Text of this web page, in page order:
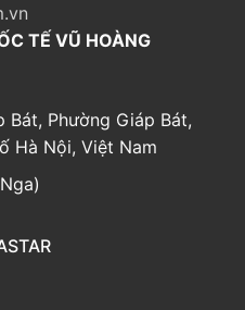
TẾ VŨ HOÀNG
Phường Giáp Bát,
Hà Nội, Việt Nam